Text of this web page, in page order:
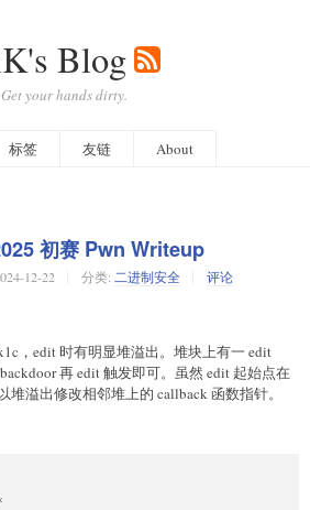
Blog
Get your hands dirty.
标签 友链 About
初赛 Pwn Writeup
12-22 分类: 二进制安全 评论
，edit 时有明显堆溢出。堆块上有一 edit
再 edit 触发即可。虽然 edit 起始点在
溢出修改相邻堆上的 callback 函数指针。